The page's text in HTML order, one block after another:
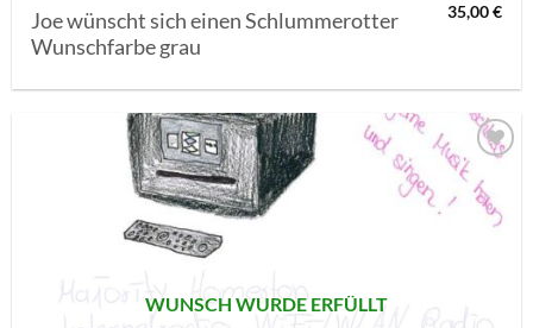
Joe wünscht sich einen Schlummerotter
Wunschfarbe grau
35,00€
AUF MEINE
MERKLISTE
SETZEN
WUNSCH WURDE ERFÜLLT